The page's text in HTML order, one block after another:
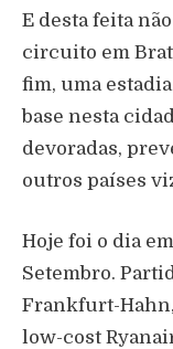
E desta feita
circuito em
fim, uma
base nesta
devoradas,
outros países
Hoje foi o dia
Setembro.
Frankfurt-
low-cost